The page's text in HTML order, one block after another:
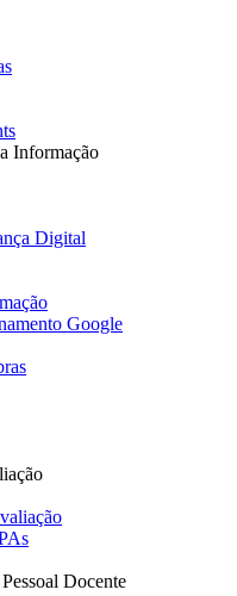
Informação
Digital
Google
Docente